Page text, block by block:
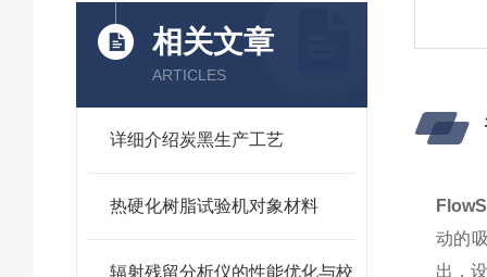
相关文章
ARTICLES
详细介绍炭黑生产工艺
热硬化树脂试验机对象材料
辐射残留分析仪的性能优化与校
动的
出，